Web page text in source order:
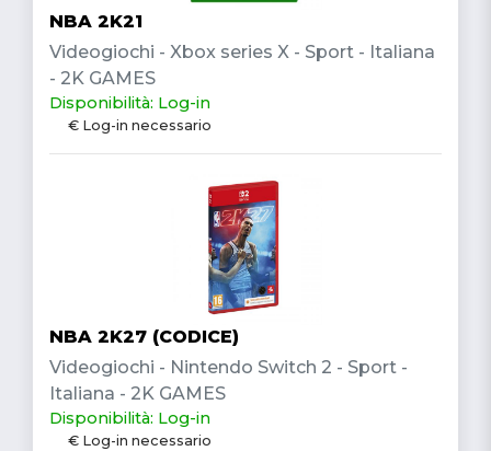
NBA 2K21
Videogiochi - Xbox series X - Sport - Italiana
- 2K GAMES
Disponibilità: Log-in
€ Log-in necessario
NBA 2K27 (CODICE)
Videogiochi - Nintendo Switch 2 - Sport -
Italiana - 2K GAMES
Disponibilità: Log-in
€ Log-in necessario